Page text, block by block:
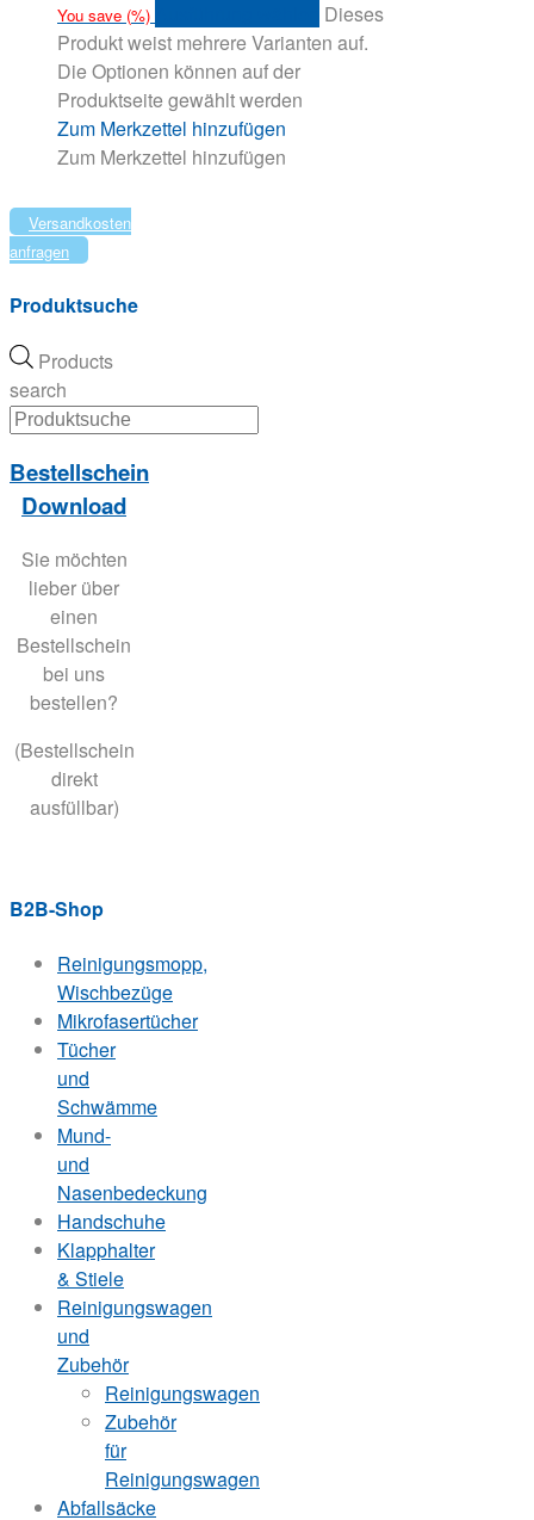
You save (%)
Dieses
Produkt weist mehrere Varianten auf.
Die Optionen können auf der
Produktseite gewählt werden
Zum Merkzettel hinzufügen
Zum Merkzettel hinzufügen
Versandkosten
anfragen
Produktsuche
Products
search
Bestellschein
Download
Sie möchten
lieber über
einen
Bestellschein
bei uns
bestellen?
(Bestellschein
direkt
ausfüllbar)
B2B-Shop
Reinigungsmopp,
Wischbezüge
Mikrofasertücher
Tücher
und
Schwämme
Mund-
und
Nasenbedeckung
Handschuhe
Klapphalter
& Stiele
Reinigungswagen
und
Zubehör
Reinigungswagen
Zubehör
für
Reinigungswagen
Abfallsäcke